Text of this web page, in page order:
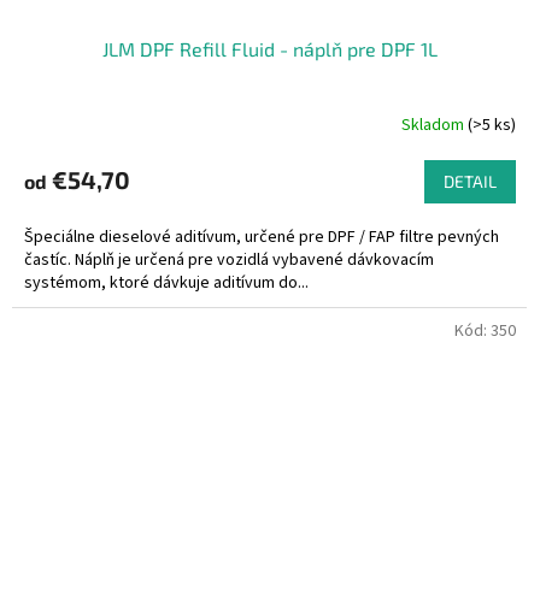
JLM DPF Refill Fluid - náplň pre DPF 1L
Skladom (>5 ks)
od €54,70 DETAIL
Špeciálne dieselové aditívum, určené pre DPF / FAP filtre pevných
častíc. Náplň je určená pre vozidlá vybavené dávkovacím
systémom, ktoré dávkuje aditívum do...
Kód: 350